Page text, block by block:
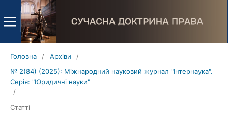
Головна / Архіви
/
№ 2(84) (2025): Міжнародний науковий журнал "Інтернаука".
Серія: "Юридичні науки"
/
Статті